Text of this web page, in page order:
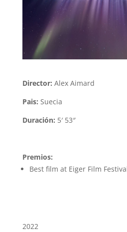
Director: Alex Aimard
Pais: Suecia
Duración: 5′ 53″
Premios:
Best film at Eiger Film
2022